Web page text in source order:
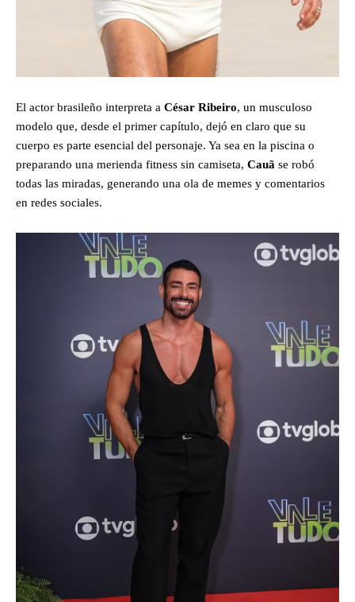
El actor brasileño interpreta a César Ribeiro, un musculoso
modelo que, desde el primer capítulo, dejó en claro que su
cuerpo es parte esencial del personaje. Ya sea en la piscina o
preparando una merienda fitness sin camiseta, Cauã se robó
todas las miradas, generando una ola de memes y comentarios
en redes sociales.